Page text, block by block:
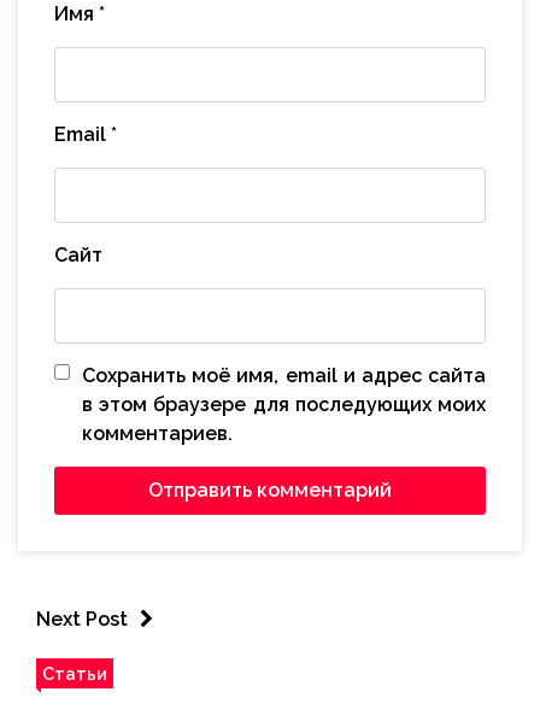
Имя *
Email *
Сайт
Сохранить моё имя, email и адрес сайта
в этом браузере для последующих моих
комментариев.
Next Post
Статьи